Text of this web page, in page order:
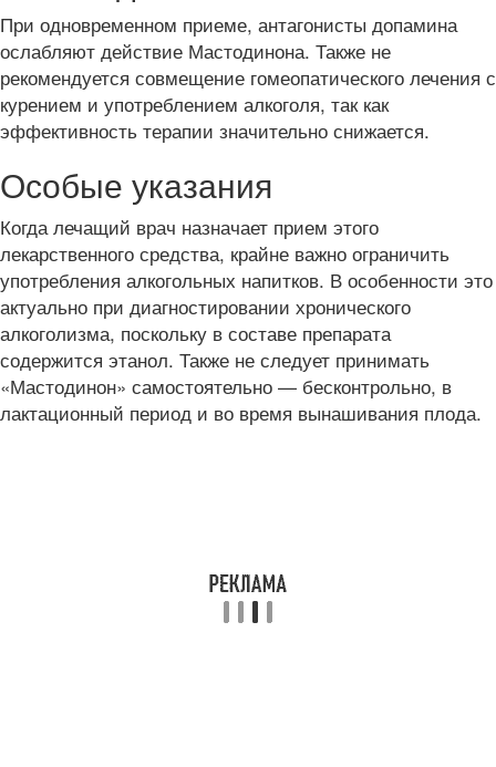
При одновременном приеме, антагонисты допамина
ослабляют действие Мастодинона. Также не
рекомендуется совмещение гомеопатического лечения с
курением и употреблением алкоголя, так как
эффективность терапии значительно снижается.
Особые указания
Когда лечащий врач назначает прием этого
лекарственного средства, крайне важно ограничить
употребления алкогольных напитков. В особенности это
актуально при диагностировании хронического
алкоголизма, поскольку в составе препарата
содержится этанол. Также не следует принимать
«Мастодинон» самостоятельно — бесконтрольно, в
лактационный период и во время вынашивания плода.